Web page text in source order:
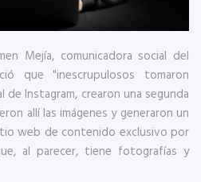
Mejía, comunicadora social del
que "inescrupulosos tomaron
Instagram, crearon una segunda
allí las imágenes y generaron un
web de contenido exclusivo por
al parecer, tiene fotografías y